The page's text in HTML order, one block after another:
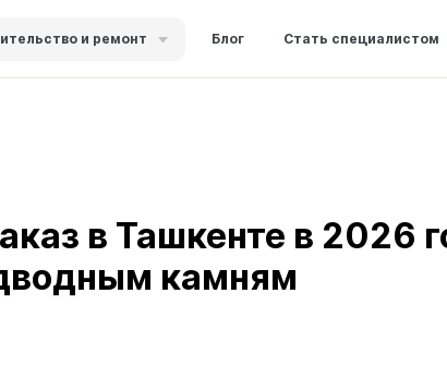
и ремонт Блог Стать специалистом
в Ташкенте в 2026
камням